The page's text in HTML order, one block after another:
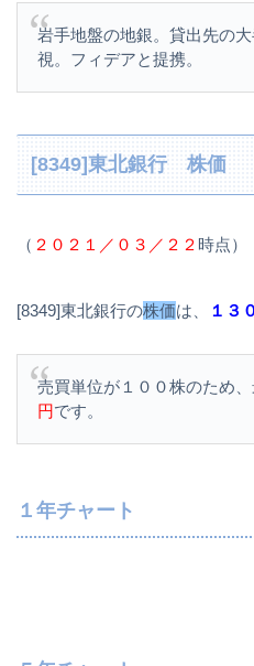
岩手地盤の地銀。貸出先の
視。フィデアと提携。
[8349]東北銀行 株価
（ ２０２１／０３／２２時点）
[8349]東北銀行の株価は、 １３
売買単位が１００株のため、
円です。
１年チャート